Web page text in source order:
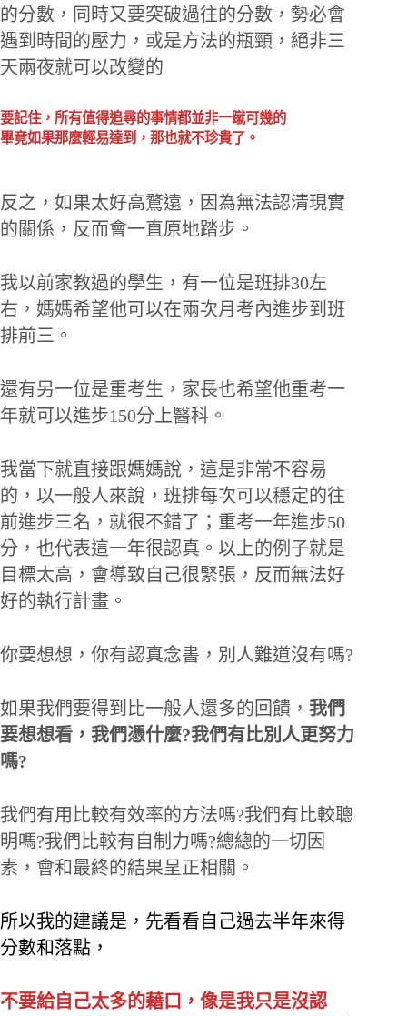
的分數，同時又要突破過往的分數，勢必會
遇到時間的壓力，或是方法的瓶頸，絕非三
天兩夜就可以改變的
要記住，所有值得追尋的事情都並非一蹴可幾的
畢竟如果那麼輕易達到，那也就不珍貴了。
反之，如果太好高鶩遠，因為無法認清現實
的關係，反而會一直原地踏步。
我以前家教過的學生，有一位是班排30左
右，媽媽希望他可以在兩次月考內進步到班
排前三。
還有另一位是重考生，家長也希望他重考一
年就可以進步150分上醫科。
我當下就直接跟媽媽說，這是非常不容易
的，以一般人來說，班排每次可以穩定的往
前進步三名，就很不錯了；重考一年進步50
分，也代表這一年很認真。以上的例子就是
目標太高，會導致自己很緊張，反而無法好
好的執行計畫。
你要想想，你有認真念書，別人難道沒有嗎?
如果我們要得到比一般人還多的回饋， 我們
要想想看，我們憑什麼?我們有比別人更努力
嗎?
我們有用比較有效率的方法嗎?我們有比較聰
明嗎?我們比較有自制力嗎?總總的一切因
素，會和最終的結果呈正相關。
所以我的建議是，先看看自己過去半年來得
分數和落點，
不要給自己太多的藉口，像是我只是沒認